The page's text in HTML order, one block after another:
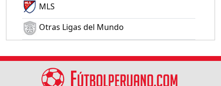
MLS
Otras Ligas del Mundo